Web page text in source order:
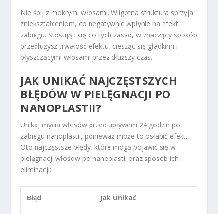
Nie śpij z mokrymi włosami. Wilgotna struktura sprzyja
zniekształceniom, co negatywnie wpłynie na efekt
zabiegu. Stosując się do tych zasad, w znaczący sposób
przedłużysz trwałość efektu, ciesząc się gładkimi i
błyszczącymi włosami przez dłuższy czas.
JAK UNIKAĆ NAJCZĘSTSZYCH
BŁĘDÓW W PIELĘGNACJI PO
NANOPLASTII?
Unikaj mycia włosów przed upływem 24 godzin po
zabiegu nanoplastii, ponieważ może to osłabić efekt.
Oto najczęstsze błędy, które mogą pojawić się w
pielęgnacji włosów po nanoplastii oraz sposób ich
eliminacji:
Błąd Jak Unikać